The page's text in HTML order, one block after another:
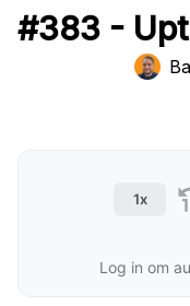
#383 -
1x
Log in om